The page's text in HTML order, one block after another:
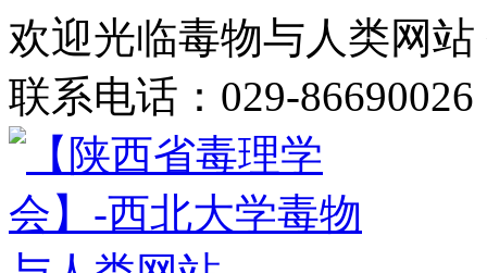
欢迎光临毒物与人类网
联系电话：029-86690026